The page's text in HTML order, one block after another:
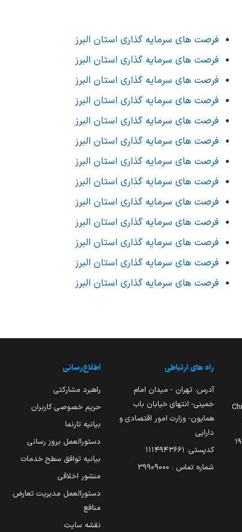
فرصت های سرمایه گذاری استان البرز
فرصت های سرمایه گذاری استان البرز
فرصت های سرمایه گذاری استان البرز
فرصت های سرمایه گذاری استان البرز
فرصت های سرمایه گذاری استان البرز
فرصت های سرمایه گذاری استان البرز
فرصت های سرمایه گذاری استان البرز
فرصت های سرمایه گذاری استان البرز
فرصت های سرمایه گذاری استان البرز
فرصت های سرمایه گذاری استان البرز
فرصت های سرمایه گذاری استان البرز
فرصت های سرمایه گذاری استان البرز
فرصت های سرمایه گذاری استان البرز
راه های ارتباطی
آدرس: تهران - میدان امام
خمینی- انتهای خیابان باب
همایون- وزارت امور اقتصادی و
دارایی
کدپستی: ۱۱۱۴۹۴۳۶۶۱
شماره تماس : 39909000
اطلاع‌رسانی
راهبرد مشارکتی
حریم خصوصی کاربران
بیانیه تارنما
دستورالعمل بروز رسانی
بیانیه توافق سطح خدمات
منشور اخلاقی
دستورالعمل مدیریت تعارض
منافع
نقشه سایت